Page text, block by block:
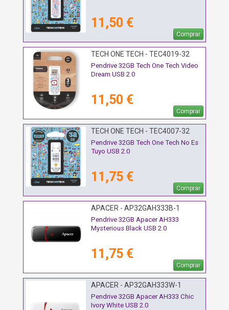
11,50 €
Comprar
TECH ONE TECH - TEC4019-32
Pendrive 32GB Tech One Tech Video
Dream USB 2.0
11,50 €
Comprar
TECH ONE TECH - TEC4007-32
Pendrive 32GB Tech One Tech No Es
Tuyo USB 2.0
11,75 €
Comprar
APACER - AP32GAH333B-1
Pendrive 32GB Apacer AH333
Mysterious Black USB 2.0
11,75 €
Comprar
APACER - AP32GAH333W-1
Pendrive 32GB Apacer AH333 Chic
Ivory White USB 2.0